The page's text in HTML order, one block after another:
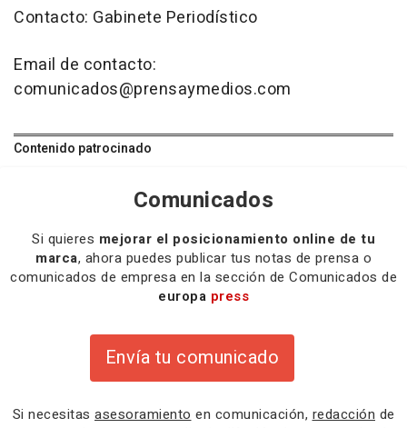
Contacto: Gabinete Periodístico
Email de contacto:
comunicados@prensaymedios.com
Contenido patrocinado
Comunicados
Si quieres mejorar el posicionamiento online de tu
marca, ahora puedes publicar tus notas de prensa o
comunicados de empresa en la sección de Comunicados de
europa press
Envía tu comunicado
Si necesitas asesoramiento en comunicación, redacción de